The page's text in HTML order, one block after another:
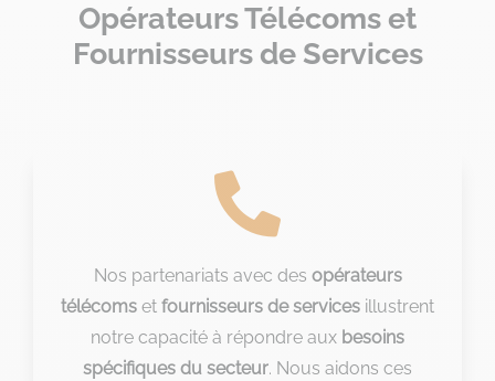
Opérateurs Télécoms et
Fournisseurs de Services

Nos partenariats avec des opérateurs
télécoms et fournisseurs de services illustrent
notre capacité à répondre aux besoins
spécifiques du secteur. Nous aidons ces